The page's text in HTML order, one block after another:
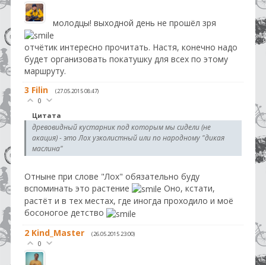
молодцы! выходной день не прошёл зря
отчётик интересно прочитать. Настя, конечно надо
будет организовать покатушку для всех по этому
маршруту.
3 Filin (27.05.2015 08:47)
0
Цитата
древовидный кустарник под которым мы сидели (не
акация) - это Лох узколистный или по народному "дикая
маслина"
Отныне при слове "Лох" обязательно буду
вспоминать это растение
Оно, кстати,
растёт и в тех местах, где иногда проходило и моё
босоногое детство
2 Kind_Master (26.05.2015 23:00)
0